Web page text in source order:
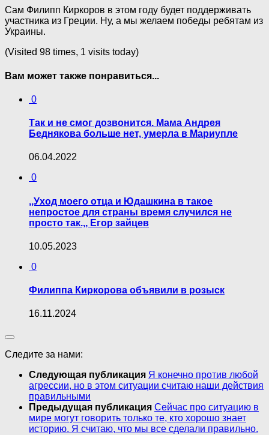
Сам Филипп Киркоров в этом году будет поддерживать
участника из Греции. Ну, а мы желаем победы ребятам из
Украины.
(Visited 98 times, 1 visits today)
Вам может также понравиться...
0
Так и не смог дозвонится. Мама Андрея
Беднякова больше нет, умерла в Мариупле
06.04.2022
0
,,Уход моего отца и Юдашкина в такое
непростое для страны время случился не
просто так.,, Егор зайцев
10.05.2023
0
Филиппа Киркорова объявили в розыск
16.11.2024
Следите за нами:
Следующая публикация Я конечно против любой
агрессии, но в этом ситуации считаю наши действия
правильными
Предыдущая публикация Сейчас про ситуацию в
мире могут говорить только те, кто хорошо знает
историю. Я считаю, что мы все сделали правильно.